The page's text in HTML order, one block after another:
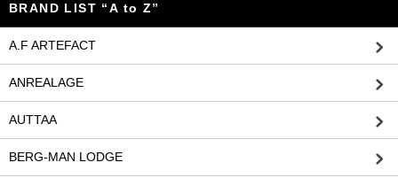
BRAND LIST “A to Z”
A.F ARTEFACT
ANREALAGE
AUTTAA
BERG-MAN LODGE